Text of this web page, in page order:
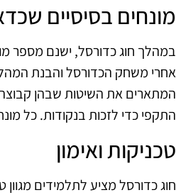
מונחים בסיסיים
במהלך חוג כדורסל, ישנם מספר
אחרי משחק הכדורסל והבנת
המתארים את השיטות שבהן
התקפי כדי לזכות בנקודות. כל
טכניקות ואימון
חוג כדורסל מציע לתלמידים